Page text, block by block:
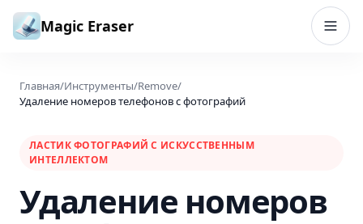
Перейти к содержимому
Magic Eraser
Главная/Инструменты/Remove/
Удаление номеров телефонов с фотографий
ЛАСТИК ФОТОГРАФИЙ С ИСКУССТВЕННЫМ
ИНТЕЛЛЕКТОМ
Удаление номеров